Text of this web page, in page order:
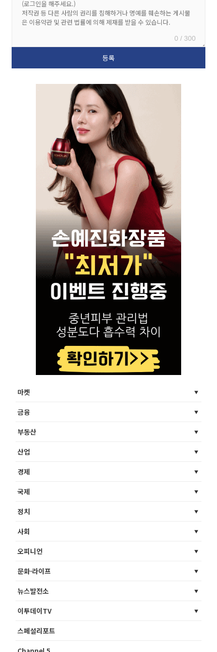
0 / 300
마켓
금융
부동산
산업
경제
국제
정치
사회
오피니언
문화·라이프
뉴스발전소
이투데이TV
스페셜리포트